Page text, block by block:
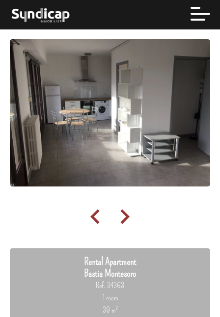
Rental Apartment
Bastia Montesoro
Ref. 34363
1 room
39 m²